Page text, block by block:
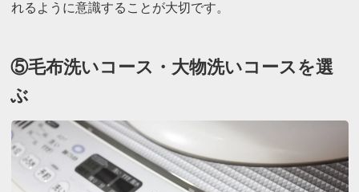
れるように意識することが大切です。
⑤毛布洗いコース・大物洗いコースを選
ぶ